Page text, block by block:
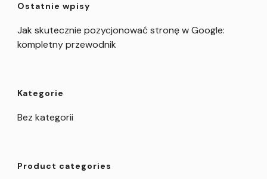
Ostatnie wpisy
Jak skutecznie pozycjonować stronę w Google:
kompletny przewodnik
Kategorie
Bez kategorii
Product categories